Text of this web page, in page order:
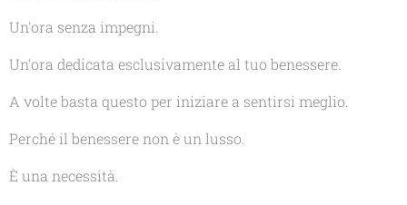
Un'ora senza impegni.
Un'ora dedicata esclusivamente al tuo benessere.
A volte basta questo per iniziare a sentirsi meglio.
Perché il benessere non è un lusso.
È una necessità.